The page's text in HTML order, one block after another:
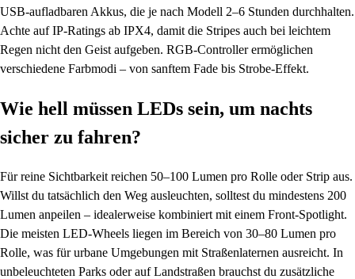
USB-aufladbaren Akkus, die je nach Modell 2–6 Stunden durchhalten.
Achte auf IP-Ratings ab IPX4, damit die Stripes auch bei leichtem
Regen nicht den Geist aufgeben. RGB-Controller ermöglichen
verschiedene Farbmodi – von sanftem Fade bis Strobe-Effekt.
Wie hell müssen LEDs sein, um nachts
sicher zu fahren?
Für reine Sichtbarkeit reichen 50–100 Lumen pro Rolle oder Strip aus.
Willst du tatsächlich den Weg ausleuchten, solltest du mindestens 200
Lumen anpeilen – idealerweise kombiniert mit einem Front-Spotlight.
Die meisten LED-Wheels liegen im Bereich von 30–80 Lumen pro
Rolle, was für urbane Umgebungen mit Straßenlaternen ausreicht. In
unbeleuchteten Parks oder auf Landstraßen brauchst du zusätzliche